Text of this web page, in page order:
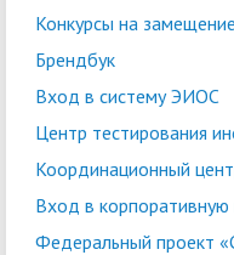
Конкурсы на
Брендбук
Вход в систему ЭИОС
Центр тестирования
Координационный
Вход в корпоративную
Федеральный проект